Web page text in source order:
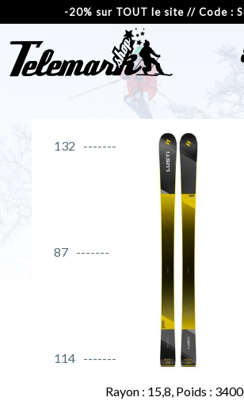
-20% sur TOUT le site // Code :
132
87
114
Rayon : 15,8, Poids :